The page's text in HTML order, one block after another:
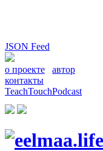
JSON Feed
о проекте
автор
контакты
TeachTouchPodcast